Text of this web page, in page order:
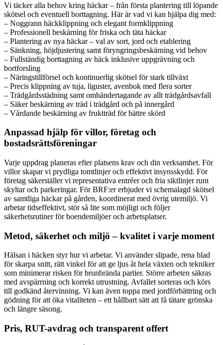
Vi täcker alla behov kring häckar – från första plantering till löpande
skötsel och eventuell borttagning. Här är vad vi kan hjälpa dig med:
– Noggrann häckklippning och elegant formklippning
– Professionell beskärning för friska och täta häckar
– Plantering av nya häckar – val av sort, jord och etablering
– Sänkning, höjdjustering samt föryngringsbeskärning vid behov
– Fullständig borttagning av häck inklusive uppgrävning och
bortforsling
– Näringstillförsel och kontinuerlig skötsel för stark tillväxt
– Precis klippning av tuja, liguster, avenbok med flera sorter
– Trädgårdsstädning samt omhändertagande av allt trädgårdsavfall
– Säker beskärning av träd i trädgård och på innergård
– Vårdande beskärning av fruktträd för bättre skörd
Anpassad hjälp för villor, företag och
bostadsrättsföreningar
Varje uppdrag planeras efter platsens krav och din verksamhet. För
villor skapar vi prydliga tomtlinjer och effektivt insynsskydd. För
företag säkerställer vi representativa entréer och fria siktlinjer runt
skyltar och parkeringar. För BRF:er erbjuder vi schemalagd skötsel
av samtliga häckar på gården, koordinerat med övrig utemiljö. Vi
arbetar tidseffektivt, stör så lite som möjligt och följer
säkerhetsrutiner för boendemiljöer och arbetsplatser.
Metod, säkerhet och miljö – kvalitet i varje moment
Hälsan i häcken styr hur vi arbetar. Vi använder slipade, rena blad
för skarpa snitt, rätt vinkel för att ge ljus åt hela växten och tekniker
som minimerar risken för brunbrända partier. Större arbeten säkras
med avspärrning och korrekt utrustning. Avfallet sorteras och körs
till godkänd återvinning. Vi kan även toppa med jordförbättring och
gödning för att öka vitaliteten – ett hållbart sätt att få tätare grönska
och längre säsong.
Pris, RUT-avdrag och transparent offert